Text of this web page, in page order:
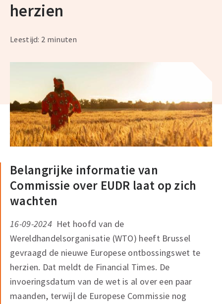
herzien
Leestijd: 2 minuten
Belangrijke informatie van
Commissie over EUDR laat op zich
wachten
16-09-2024 Het hoofd van de
Wereldhandelsorganisatie (WTO) heeft Brussel
gevraagd de nieuwe Europese ontbossingswet te
herzien. Dat meldt de Financial Times. De
invoeringsdatum van de wet is al over een paar
maanden, terwijl de Europese Commissie nog